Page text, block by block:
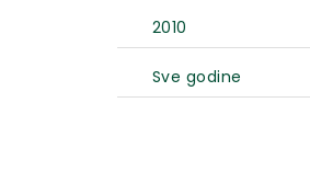
2010
Sve godine